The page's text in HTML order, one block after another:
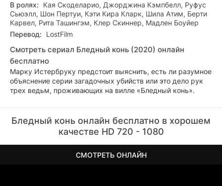
В ролях:
Кая Скоделарио, Джорджина Кэмпбелл, Руфус
Сьюэлл, Шон Пертуи, Кэти Кира Кларк, Шила Атим, Берти
Карвел, Рита Ташингэм, Клер Скиннер, Мадлен Боуйер
Перевод:
LostFilm
Смотреть сериал Бледный конь (2020) онлайн
бесплатно
Марку Истербруку предстоит выяснить, есть ли разумное
объяснение серии загадочных убийств или это дело рук
трех ведьм, проживающих на вилле «Бледный конь».
Бледный конь онлайн бесплатно в хорошем
качестве HD 720 - 1080
СМОТРЕТЬ ОНЛАЙН